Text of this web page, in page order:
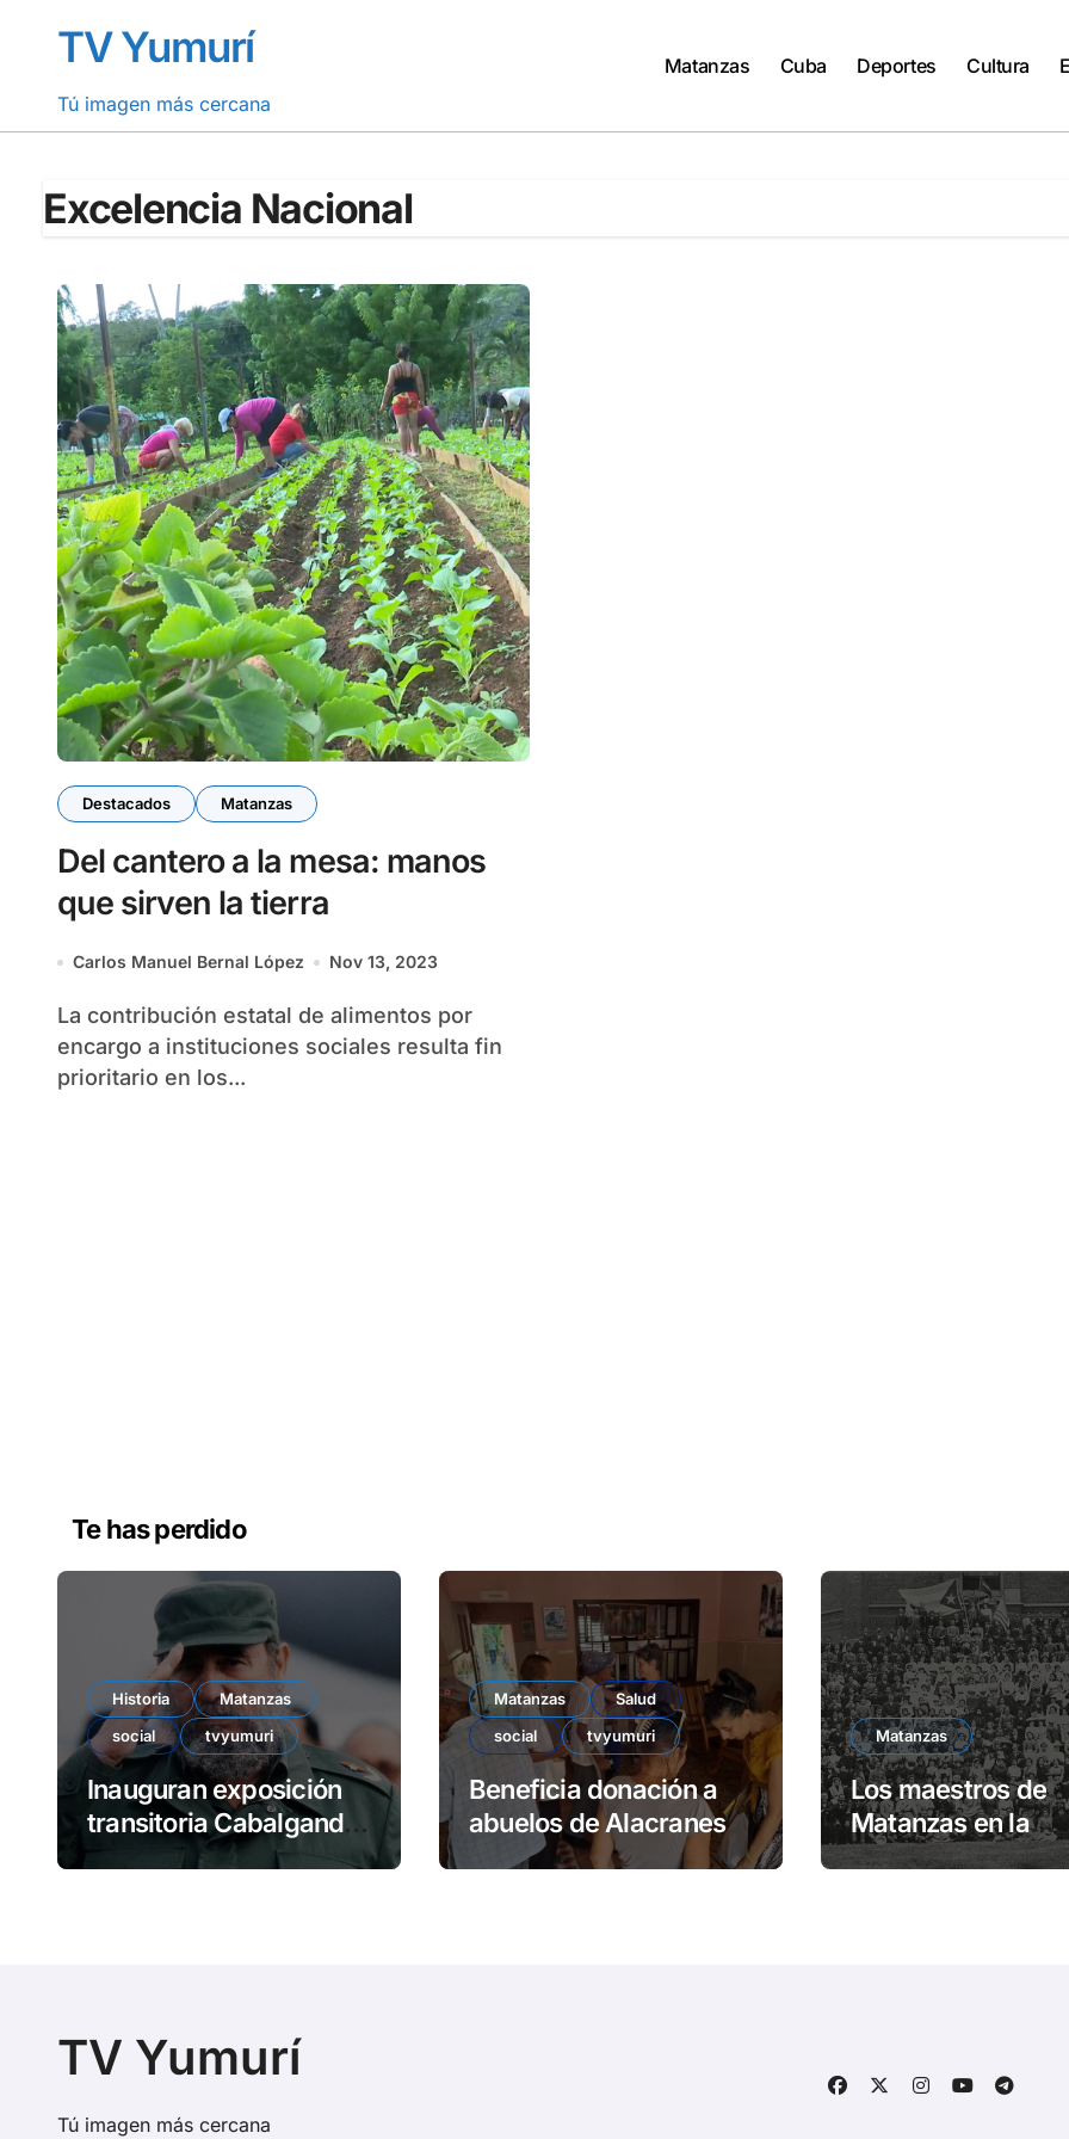
contenidoTV Yumurí
Tú imagen más cercana
Matanzas Cuba Deportes Cultura
Excelencia Nacional
Destacados Matanzas
Del cantero a la mesa: manos
que sirven la tierra
Carlos Manuel Bernal López Nov 13, 2023
La contribución estatal de alimentos por
encargo a instituciones sociales resulta fin
prioritario en los...
Te has perdido
Historia
Matanzas
social
tvyumuri
Inauguran exposición
transitoria Cabalgando
con Fidel
Matanzas
Salud
social
tvyumuri
Beneficia donación a
abuelos de Alacranes
Matanzas
Los maestros de
Matanzas en la
Universidad de
TV Yumurí
Tú imagen más cercana